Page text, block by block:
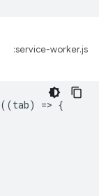
service-worker.js:
((tab) => {